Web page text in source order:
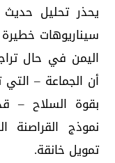
يحذر تحليل
سيناريوهات
اليمن في حال
أن الجماعة –
بقوة السلاح –
نموذج
تمويل خانقة.